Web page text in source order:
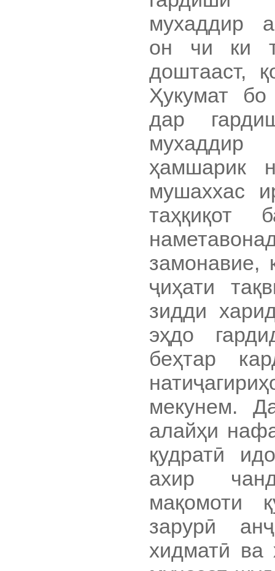
мухаддир
он чи ки
доштааст,
Ҳукумат бо
дар
мухаддир
ҳамшарик
мушаххас
таҳқиқот
замонавие,
ҷиҳати
зидди
эҳдо
беҳтар
мекунем.
алайҳи
қудратӣ
ахир
мақомоти
зарурӣ
хидматӣ ва